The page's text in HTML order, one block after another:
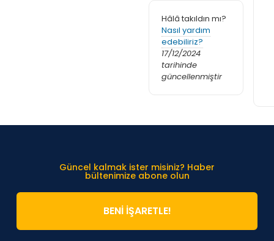
Hâlâ takıldın mı?
Nasıl yardım
edebiliriz?
17/12/2024
tarihinde
güncellenmiştir
Güncel kalmak ister misiniz? Haber
bültenimize abone olun
BENİ İŞARETLE!